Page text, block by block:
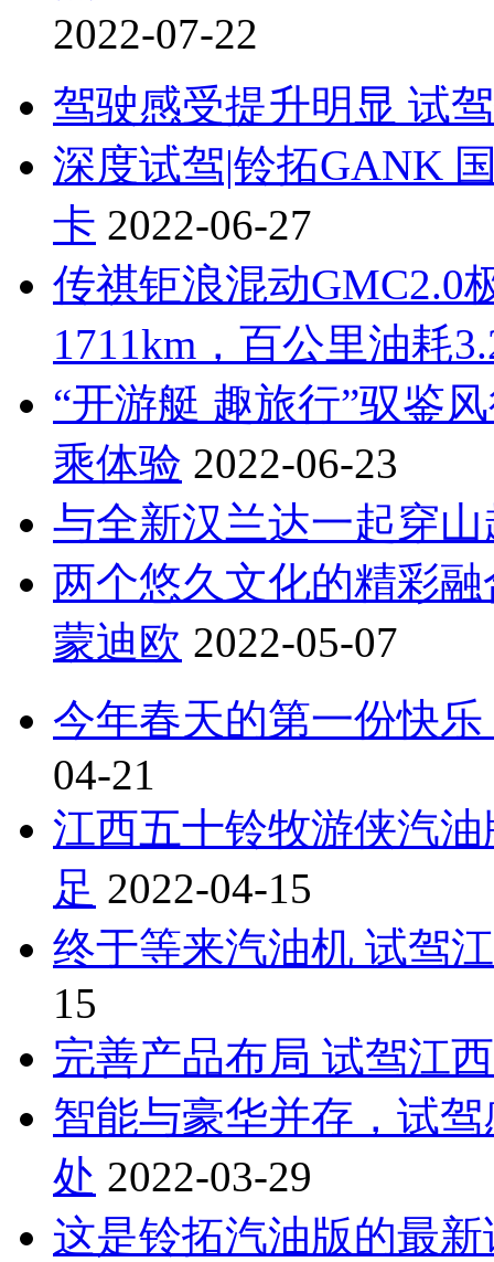
2022-07-22
驾驶感受提升明显 试
深度试驾|铃拓GANK
卡 2022-06-27
传祺钜浪混动GMC2.0
1711km，百公里油耗
“开游艇 趣旅行”驭鉴
乘体验 2022-06-23
与全新汉兰达一起穿
两个悠久文化的精彩
蒙迪欧 2022-05-07
今年春天的第一份快
04-21
江西五十铃牧游侠汽
足 2022-04-15
终于等来汽油机 试驾
15
完善产品布局 试驾江
智能与豪华并存，试
处 2022-03-29
这是铃拓汽油版的最